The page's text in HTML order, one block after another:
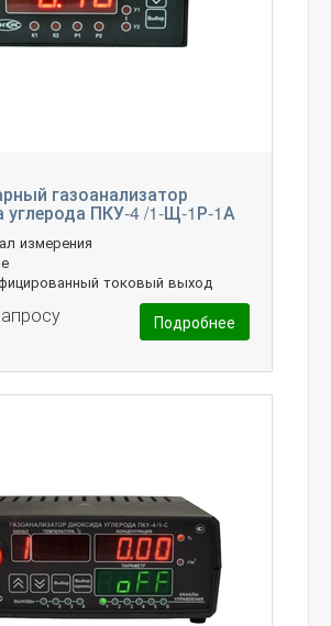
газоанализатор
углерода ПКУ-4 /1-Щ-1Р-1А
измерения
токовый выход
Подробнее